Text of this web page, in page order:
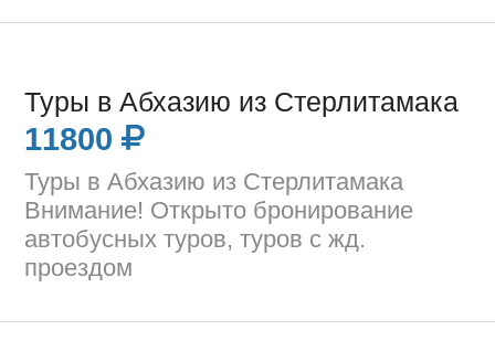
Туры в Абхазию из Стерлитамака
11800
Туры в Абхазию из Стерлитамака
Внимание! Открыто бронирование
автобусных туров, туров с жд.
проездом